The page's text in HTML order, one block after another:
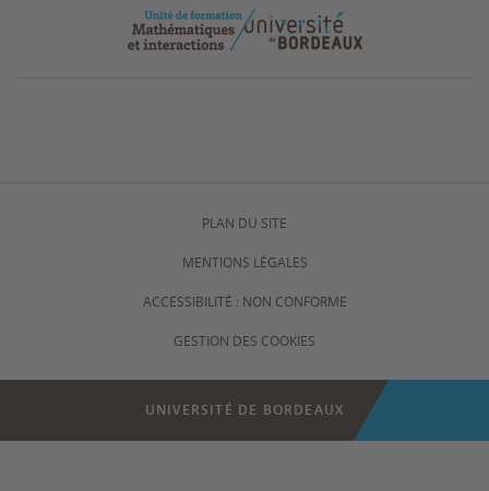
PLAN DU SITE
MENTIONS LÉGALES
ACCESSIBILITÉ : NON CONFORME
GESTION DES COOKIES
UNIVERSITÉ DE BORDEAUX